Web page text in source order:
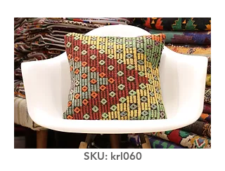
SKU: krl060